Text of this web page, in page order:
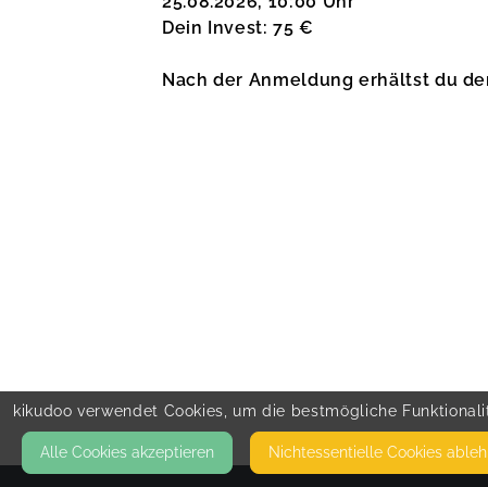
Dein Invest: 75 €
Nach der Anmeldung erhältst du
kikudoo verwendet Cookies, um die bestmögliche
Alle Cookies akzeptieren Nicht­essentielle Cookies